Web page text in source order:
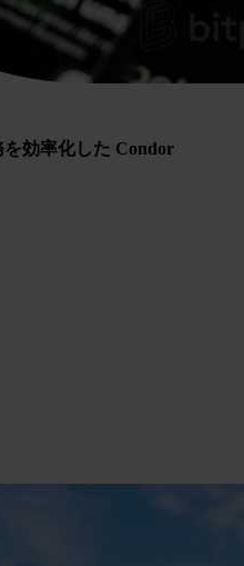
効率化した Condor